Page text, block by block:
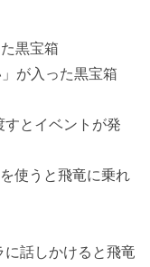
黒宝箱
が入った黒宝箱
すとイベントが発
使うと飛竜に乗れ
に話しかけると飛竜